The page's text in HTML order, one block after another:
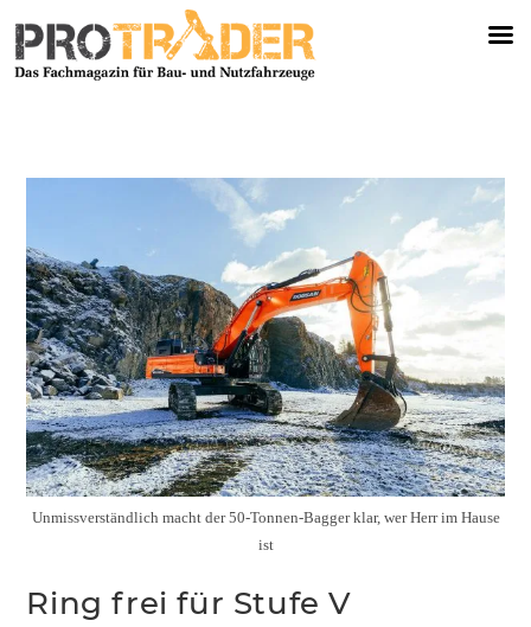
Unmissverständlich macht der 50-Tonnen-Bagger klar, wer Herr im Hause
ist
Ring frei für Stufe V